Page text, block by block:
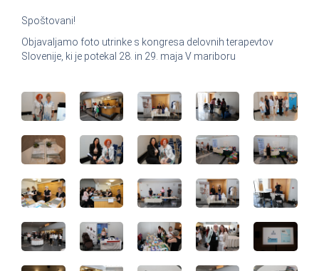
Spoštovani!
Objavaljamo foto utrinke s kongresa delovnih terapevtov
Slovenije, ki je potekal 28. in 29. maja V mariboru